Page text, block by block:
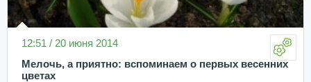
12:51 / 20 июня 2014
Мелочь, а приятно: вспоминаем о первых весенних
цветах